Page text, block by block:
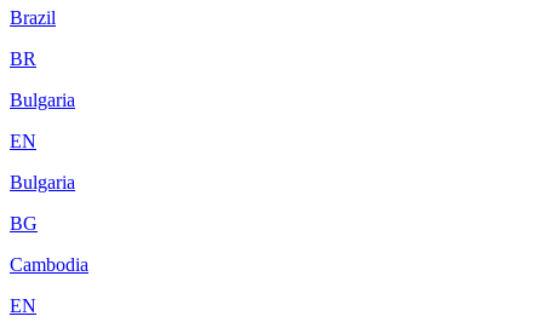
Brazil
BR
Bulgaria
EN
Bulgaria
BG
Cambodia
EN